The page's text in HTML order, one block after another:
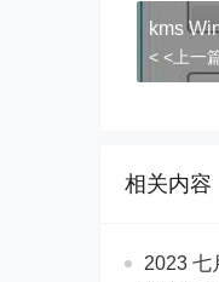
kms
< <上一
相关内容
2023 七